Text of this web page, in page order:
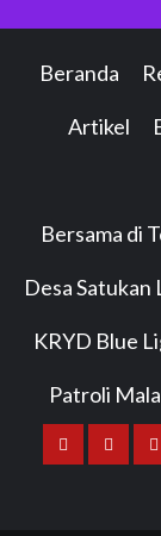
Beranda
Artikel
Bersama di
Desa Satukan
KRYD Blue
Patroli
Beranda